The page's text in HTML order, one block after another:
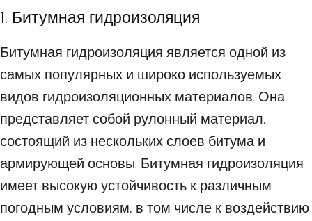
1. Битумная гидроизоляция
Битумная гидроизоляция является одной из
самых популярных и широко используемых
видов гидроизоляционных материалов. Она
представляет собой рулонный материал,
состоящий из нескольких слоев битума и
армирующей основы. Битумная гидроизоляция
имеет высокую устойчивость к различным
погодным условиям, в том числе к воздействию